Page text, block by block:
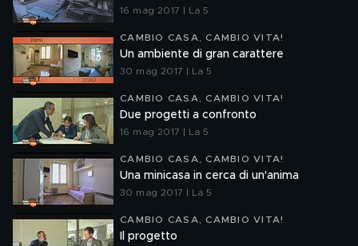
16 mag 2017 | La 5
CAMBIO CASA, CAMBIO VITA!
Un ambiente di gran carattere
30 mag 2017 | La 5
CAMBIO CASA, CAMBIO VITA!
Due progetti a confronto
16 mag 2017 | La 5
CAMBIO CASA, CAMBIO VITA!
Una minicasa in cerca di un'anima
30 mag 2017 | La 5
CAMBIO CASA, CAMBIO VITA!
Il progetto